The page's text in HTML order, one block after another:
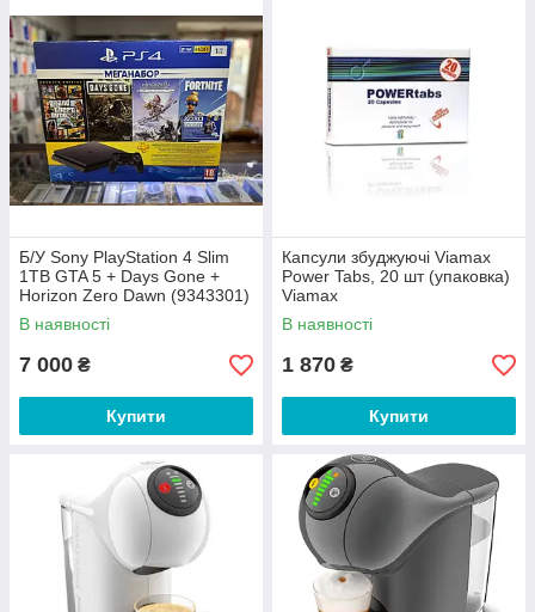
Б/У Sony PlayStation 4 Slim
1TB GTA 5 + Days Gone +
Horizon Zero Dawn (9343301)
В наявності
7 000 ₴
Купити
Капсули збуджуючі Viamax
Power Tabs, 20 шт (упаковка)
Viamax
В наявності
1 870 ₴
Купити